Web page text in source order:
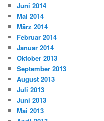
Juni 2014
Mai 2014
März 2014
Februar 2014
Januar 2014
Oktober 2013
September 2013
August 2013
Juli 2013
Juni 2013
Mai 2013